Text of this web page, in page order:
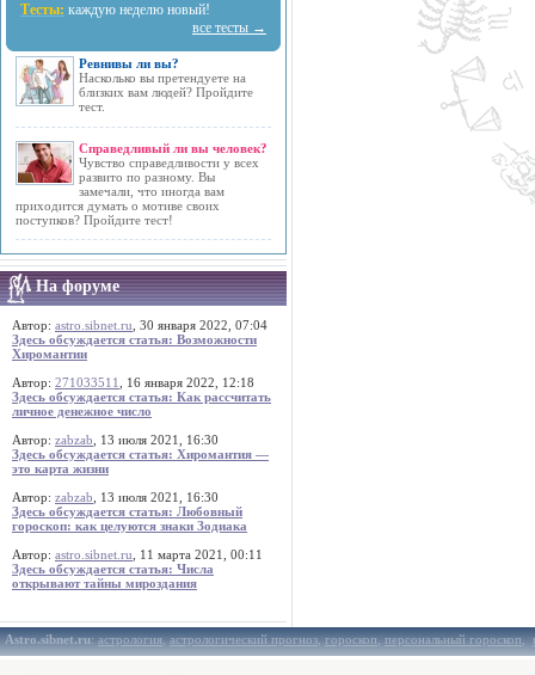
Тесты: каждую неделю новый!
все тесты →
Ревнивы ли вы?
Насколько вы претендуете на
близких вам людей? Пройдите
тест.
Справедливый ли вы человек?
Чувство справедливости у всех
развито по разному. Вы
замечали, что иногда вам
приходится думать о мотиве своих
поступков? Пройдите тест!
На форуме
Автор: astro.sibnet.ru , 30 января 2022, 07:04
Здесь обсуждается статья: Возможности
Хиромантии
Автор: 271033511
, 16 января 2022, 12:18
Здесь обсуждается статья: Как рассчитать
личное денежное число
Автор: zabzab , 13 июля 2021, 16:30
Здесь обсуждается статья: Хиромантия —
это карта жизни
Автор: zabzab , 13 июля 2021, 16:30
Здесь обсуждается статья: Любовный
гороскоп: как целуются знаки Зодиака
Автор: astro.sibnet.ru , 11 марта 2021, 00:11
Здесь обсуждается статья: Числа
открывают тайны мироздания
Astro.sibnet.ru:астрология,астрологический прогноз,гороскоп,персональный гороскоп,